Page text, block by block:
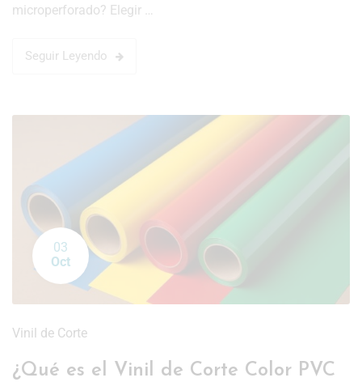
microperforado? Elegir …
Seguir Leyendo
03
Oct
Vinil de Corte
¿Qué es el Vinil de Corte Color PVC